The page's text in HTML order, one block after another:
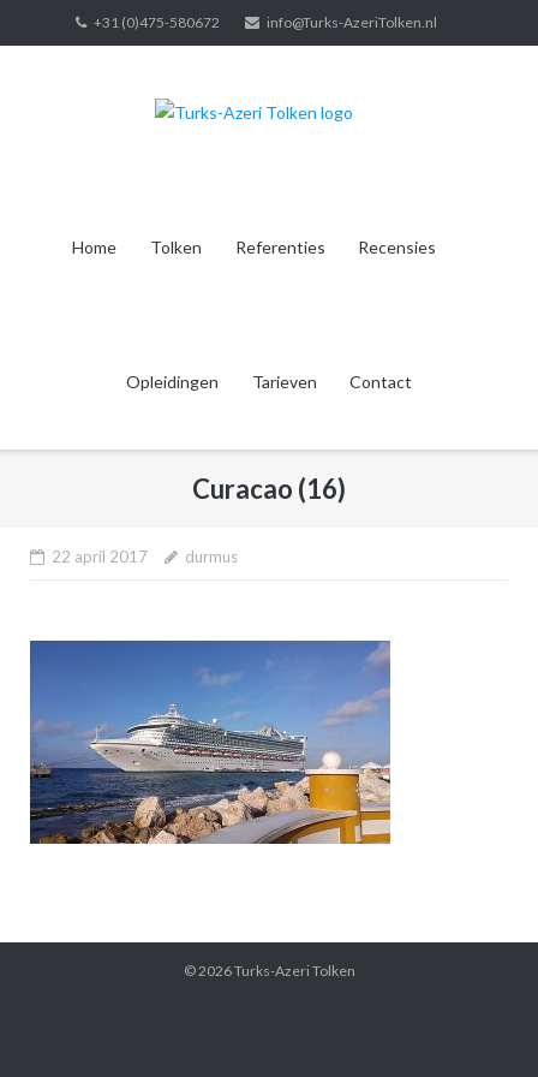
naar
+31 (0)475-580672 info@Turks-AzeriTolken.nl
Home Tolken Referenties Recensies
Opleidingen Tarieven Contact
Curacao (16)
22 april 2017 durmus
© 2026Turks-Azeri Tolken